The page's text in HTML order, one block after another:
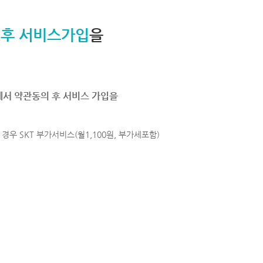
서비스가입을
서 약관동의 후 서비스 가입을
경우 SKT 부가서비스(월1,100원, 부가세포함)